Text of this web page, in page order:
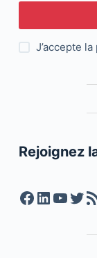
J’accepte la
Rejoignez
Facebook